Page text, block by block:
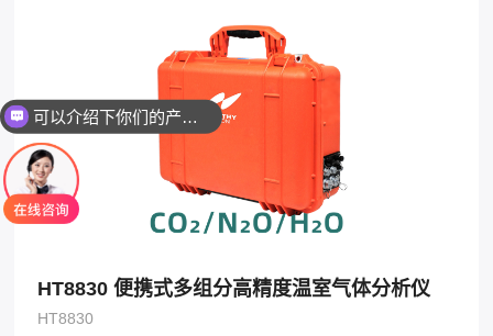
HT8830 便携式多组分高精度温室气体分析仪
HT8830